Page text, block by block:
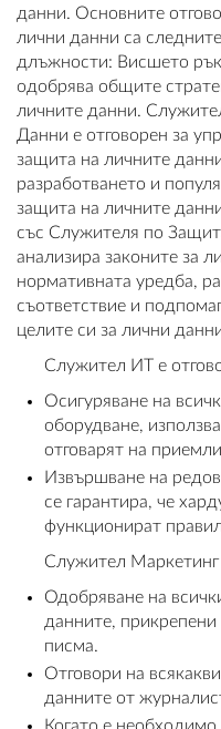
данни. Основните
лични данни са
длъжности: Висшето
одобрява общите
личните данни.
Данни е отговорен за
защита на личните
разработването и
защита на личните
със Служителя по
анализира законите за
нормативната уредба,
съответствие и
целите си за лични
Служител ИТ е
Осигуряване на
оборудване,
отговарят на
Извършване на
се гарантира, че
функционират
Служител Маркетинг
Одобряване на
данните,
писма.
Отговори на
данните от